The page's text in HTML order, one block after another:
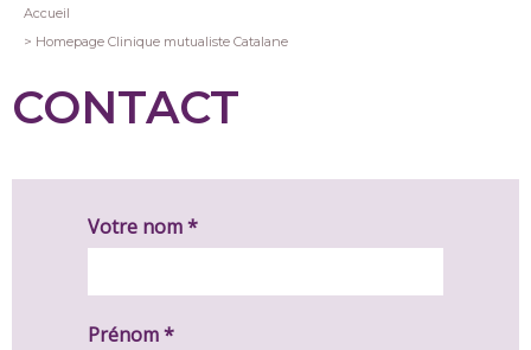
Fil
Accueil
Homepage Clinique mutualiste Catalane
CONTACT
Votre nom *
Prénom *